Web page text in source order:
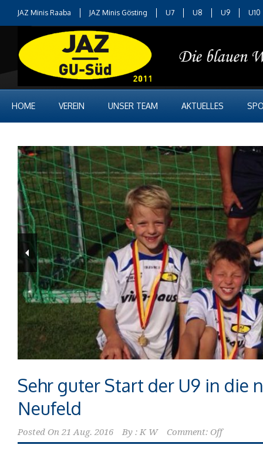
JAZ Minis Raaba JAZ Minis Gösting U7 U8 U9 U10
HOME VEREIN UNSER TEAM AKTUELLES
Sehr guter Start der U9 in die
Neufeld
Posted On 21 Aug. 2016 By : K W Comment: Off